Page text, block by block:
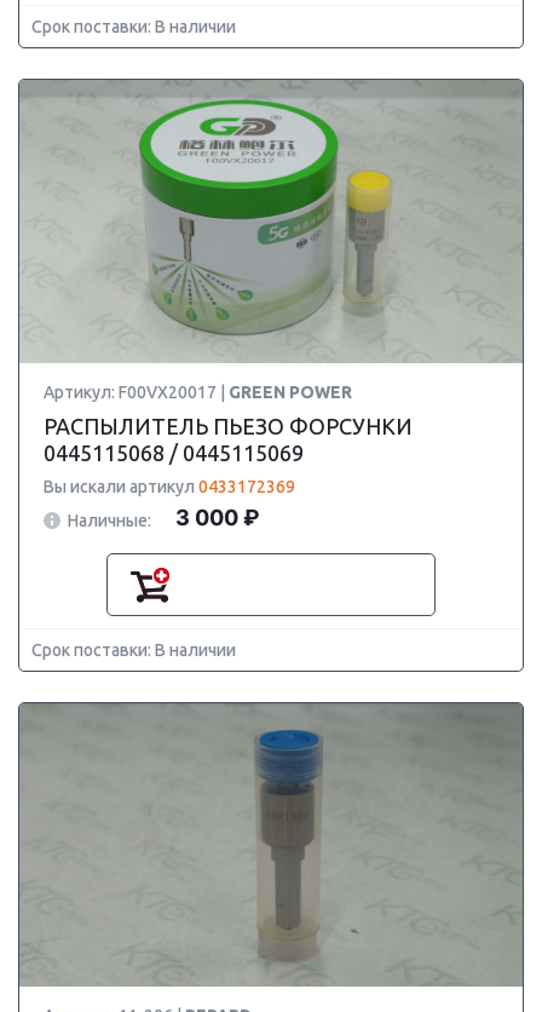
Срок поставки: В наличии
Артикул: F00VX20017 | GREEN POWER
РАСПЫЛИТЕЛЬ ПЬЕЗО ФОРСУНКИ
0445115068 / 0445115069
Вы искали артикул 0433172369
Наличные:
3 000 ₽
Срок поставки: В наличии